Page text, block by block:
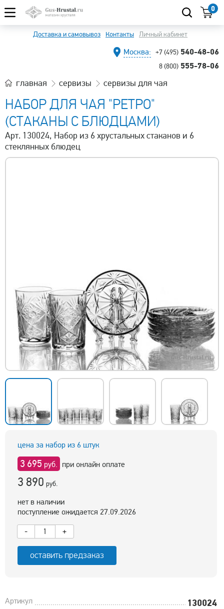
0
Доставка и самовывоз Контакты Личный кабинет
Москва: +7 (495) 540-48-06
8 (800) 555-78-06
главная сервизы сервизы для чая
НАБОР ДЛЯ ЧАЯ "РЕТРО"
(СТАКАНЫ С БЛЮДЦАМИ)
Арт. 130024, Набор из 6 хрустальных стаканов и 6
стеклянных блюдец
цена за набор из 6 штук
3 695 руб. при онлайн оплате
3 890 руб.
нет в наличии
поступление ожидается 27.09.2026
-
+
оставить предзаказ
Артикул 130024